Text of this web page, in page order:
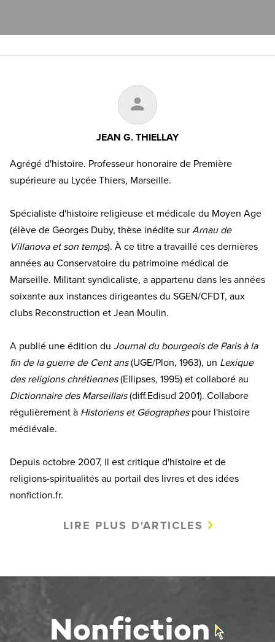
JEAN G. THIELLAY
Agrégé d'histoire. Professeur honoraire de Première
supérieure au Lycée Thiers, Marseille.
Spécialiste d'histoire religieuse et médicale du Moyen Age
(élève de Georges Duby, thèse inédite sur Arnau de
Villanova et son temps). À ce titre a travaillé ces dernières
années au Conservatoire du patrimoine médical de
Marseille. Militant syndicaliste, a appartenu dans les années
soixante aux instances dirigeantes du SGEN/CFDT, aux
clubs Reconstruction et Jean Moulin.
A publié une édition du Journal du bourgeois de Paris à la
fin de la guerre de Cent ans(UGE/Plon, 1963), un Lexique
des religions chrétiennes(Ellipses, 1995) et collaboré au
Dictionnaire des Marseillais(diff.Edisud 2001). Collabore
régulièrement à Historiens et Géographes pour l'histoire
médiévale.
Depuis octobre 2007, il est critique d'histoire et de
religions-spiritualités au portail des livres et des idées
nonfiction.fr.
LIRE PLUS D'ARTICLES